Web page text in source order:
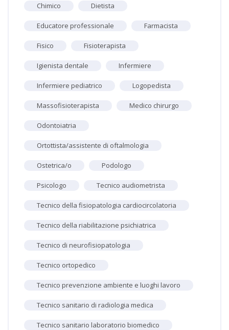
Chimico Dietista
Educatore professionale Farmacista
Fisico Fisioterapista
Igienista dentale Infermiere
Infermiere pediatrico Logopedista
Massofisioterapista Medico chirurgo
Odontoiatria
Ortottista/assistente di oftalmologia
Ostetrica/o Podologo
Psicologo Tecnico audiometrista
Tecnico della fisiopatologia cardiocircolatoria
Tecnico della riabilitazione psichiatrica
Tecnico di neurofisiopatologia
Tecnico ortopedico
Tecnico prevenzione ambiente e luoghi lavoro
Tecnico sanitario di radiologia medica
Tecnico sanitario laboratorio biomedico